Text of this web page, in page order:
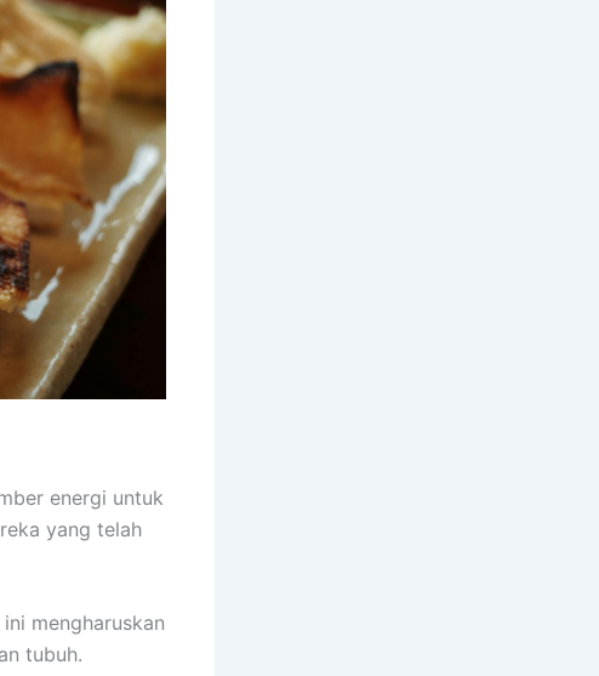
energi untuk
yang telah
mengharuskan
tubuh.